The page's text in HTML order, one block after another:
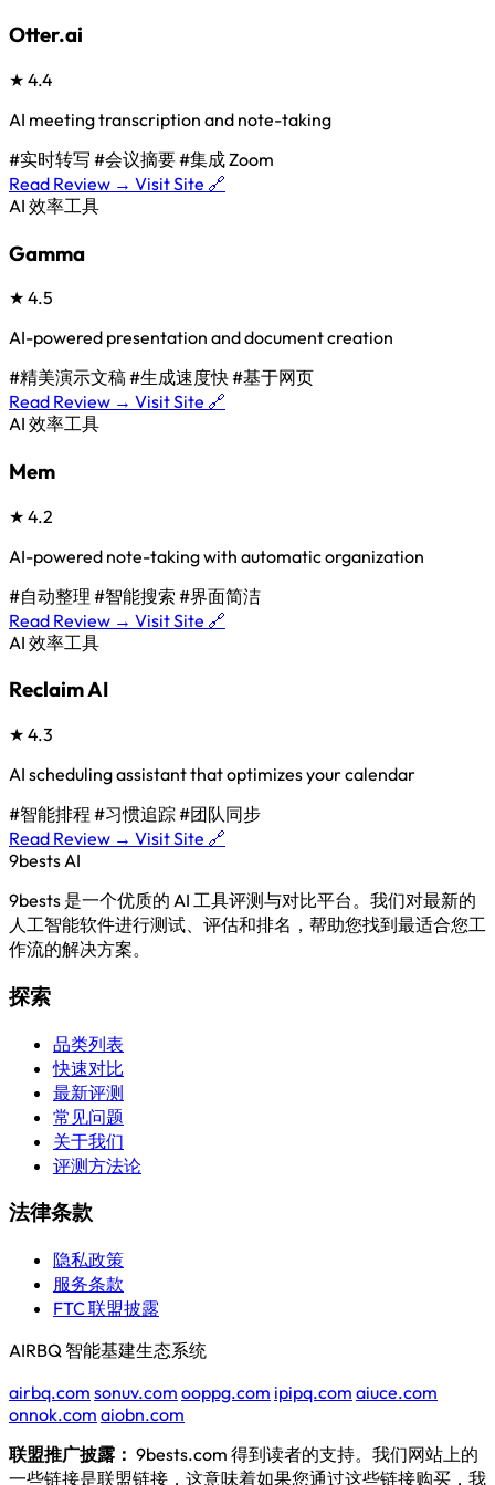
Otter.ai
★ 4.4
AI meeting transcription and note-taking
#实时转写 #会议摘要#集成 Zoom
Read Review → Visit Site 🔗
AI 效率工具
Gamma
★ 4.5
AI-powered presentation and document creation
#精美演示文稿#生成速度快#基于网页
Read Review → Visit Site 🔗
AI 效率工具
Mem
★ 4.2
AI-powered note-taking with automatic organization
#自动整理 #智能搜索 #界面简洁
Read Review → Visit Site 🔗
AI 效率工具
Reclaim AI
★ 4.3
AI scheduling assistant that optimizes your calendar
#智能排程 #习惯追踪#团队同步
Read Review → Visit Site 🔗
9bestsAI
9bests 是一个优质的 AI 工具评测与对比平台。我们对最新的
人工智能软件进行测试、评估和排名，帮助您找到最适合您工
作流的解决方案。
探索
品类列表
快速对比
最新评测
常见问题
关于我们
评测方法论
法律条款
隐私政策
服务条款
FTC 联盟披露
AIRBQ 智能基建生态系统
airbq.com sonuv.com ooppg.com ipipq.com aiuce.com
onnok.com aiobn.com
联盟推广披露： 9bests.com 得到读者的支持。我们网站上的
一些链接是联盟链接，这意味着如果您通过这些链接购买，我